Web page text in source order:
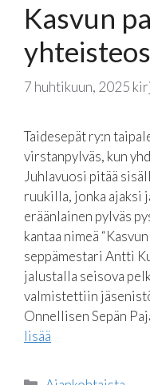
Kasvun
yhteisteos
7 huhtikuun, 2025
Taidesepät ry:n
virstanpylväs, kun
Juhlavuosi pitää
ruukilla, jonka ajaksi
eräänlainen pylväs
kantaa nimeä
seppämestari Antti
jalustalla seisova
valmistettiin
Onnellisen Sepän
lisää